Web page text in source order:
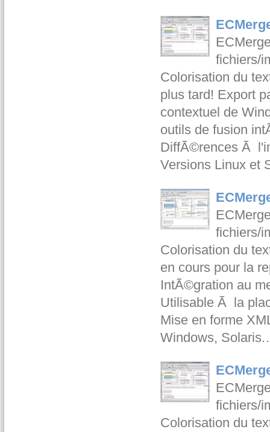
fichiers/
Colorisation du
plus tard! Export
contextuel de
outils de fusion
DiffÃ©rences Ã
Versions Linux
fichiers/
Colorisation du
en cours pour la
IntÃ©gration au
Utilisable Ã la
Mise en forme
Windows,
fichiers/
Colorisation du